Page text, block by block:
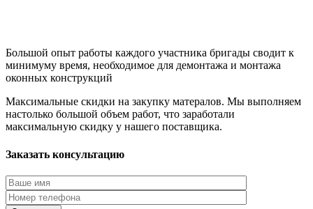
Большой опыт работы каждого участника бригады сводит к
минимуму время, необходимое для демонтажа и монтажа
оконных конструкций
Максимальные скидки на закупку матералов. Мы выполняем
настолько большой объем работ, что заработали
максимальную скидку у нашего поставщика.
Заказать консультацию